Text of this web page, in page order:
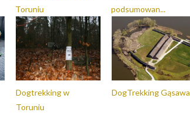
Toruniu
podsumowan...
Dogtrekking w
Toruniu
DogTrekking Gąsawa